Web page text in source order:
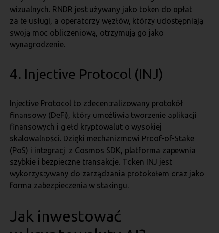
wizualnych. RNDR jest używany jako token do opłat
za te usługi, a operatorzy węzłów, którzy udostępniają
swoją moc obliczeniową, otrzymują go jako
wynagrodzenie.
4. Injective Protocol (INJ)
Injective Protocol to zdecentralizowany protokół
finansowy (DeFi), który umożliwia tworzenie aplikacji
finansowych i giełd kryptowalut o wysokiej
skalowalności. Dzięki mechanizmowi Proof-of-Stake
(PoS) i integracji z Cosmos SDK, platforma zapewnia
szybkie i bezpieczne transakcje. Token INJ jest
wykorzystywany do zarządzania protokołem oraz jako
forma zabezpieczenia w stakingu.
Jak inwestować